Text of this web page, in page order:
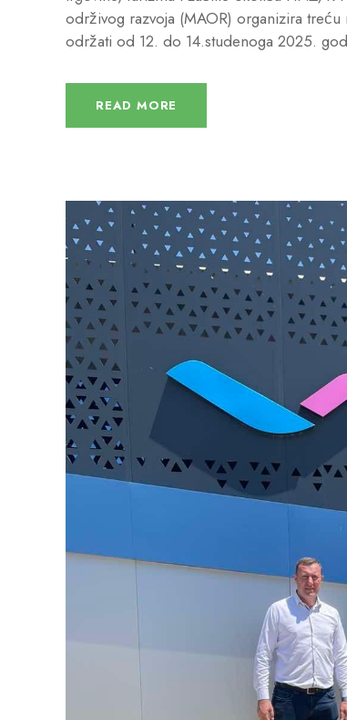
održivog razvoja (MAOR) organizira
održati od 12. do 14.studenoga 2025.
READ MORE